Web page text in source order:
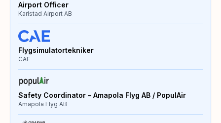
Airport Officer
Karlstad Airport AB
Flygsimulatortekniker
CAE
Safety Coordinator – Amapola Flyg AB / PopulAir
Amapola Flyg AB